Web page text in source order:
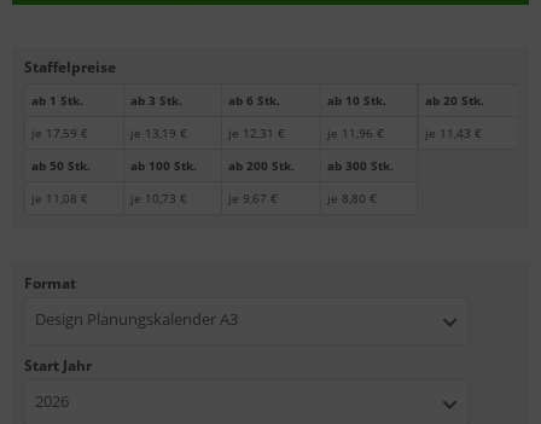
Staffelpreise
ab 1 Stk.
je 17,59 €
ab 3 Stk.
je 13,19 €
ab 6 Stk.
je 12,31 €
ab 10 Stk.
je 11,96 €
ab 20 Stk.
je 11,43 €
ab 50 Stk.
je 11,08 €
ab 100 Stk.
je 10,73 €
ab 200 Stk.
je 9,67 €
ab 300 Stk.
je 8,80 €
Format
Design Planungskalender A3
Start Jahr
2026